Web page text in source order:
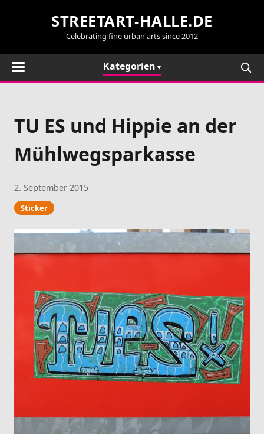
STREETART-HALLE.DE
Celebrating fine urban arts since 2012
Kategorien
TU ES und Hippie an der
Mühlwegsparkasse
2. September 2015
Sticker